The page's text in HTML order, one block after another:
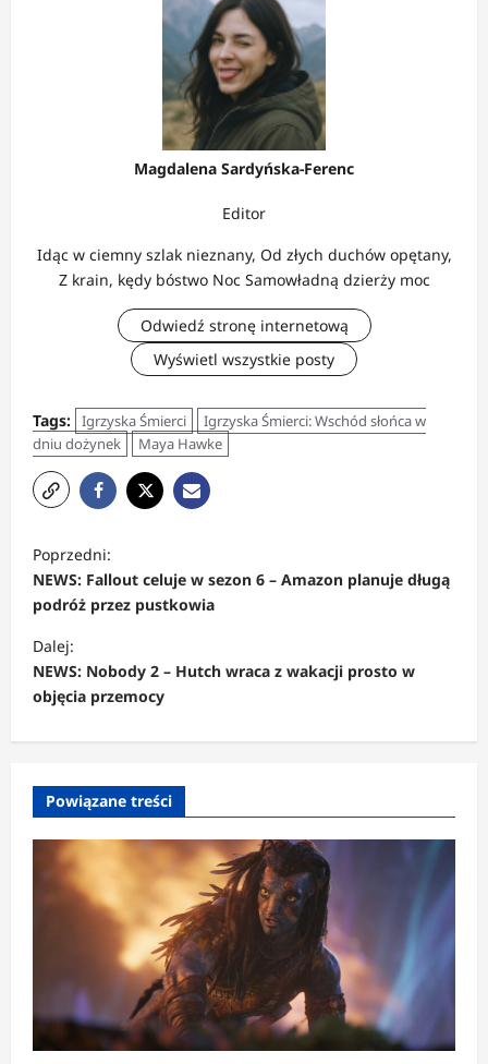
Magdalena Sardyńska-Ferenc
Editor
Idąc w ciemny szlak nieznany, Od złych duchów opętany,
Z krain, kędy bóstwo Noc Samowładną dzierży moc
Odwiedź stronę internetową
Wyświetl wszystkie posty
Tags: Igrzyska Śmierci
Igrzyska Śmierci: Wschód słońca w
dniu dożynek
Maya Hawke
o
b
a
c
z
w
i
s
Poprzedni:
NEWS: Fallout celuje w sezon 6 – Amazon planuje długą
podróż przez pustkowia
Dalej:
NEWS: Nobody 2 – Hutch wraca z wakacji prosto w
objęcia przemocy
Powiązane treści